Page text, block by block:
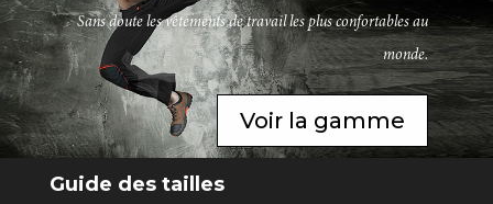
Sans doute les vêtements de travail les plus confortables au
monde.
Voir la gamme
Guide des tailles